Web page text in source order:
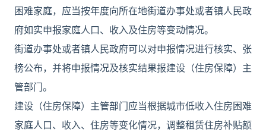
困难家庭，应当按年度向所在地街道办事处或者镇人民政
府如实申报家庭人口、收入及住房等变动情况。
街道办事处或者镇人民政府可以对申报情况进行核实、张
榜公布，并将申报情况及核实结果报建设（住房保障）主
管部门。
建设（住房保障）主管部门应当根据城市低收入住房困难
家庭人口、收入、住房等变化情况，调整租赁住房补贴额